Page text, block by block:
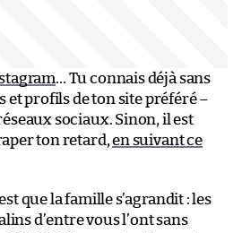
… Tu connais déjà sans
et profils de ton site préféré –
sociaux. Sinon, il est
ton retard,en suivant ce
que la famille s’agrandit : les
d’entre vous l’ont sans